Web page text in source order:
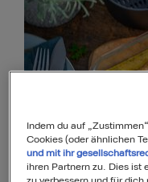
Lachs-Sahne-
Indem du auf
Cookies (oder ähnlichen
und mit ihr
ihren Partnern zu. Dies ist